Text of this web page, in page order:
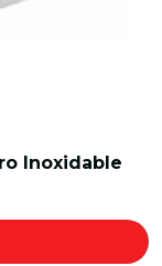
Inoxidable